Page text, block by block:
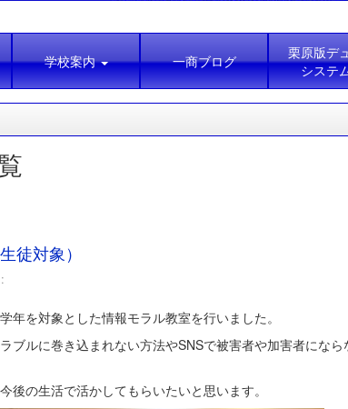
学校案内 一商ブログ
栗原版デ
システ
徒対象）
を対象とした情報モラル教室を行いました。
ブルに巻き込まれない方法やSNSで被害者や加害者にな
の生活で活かしてもらいたいと思います。